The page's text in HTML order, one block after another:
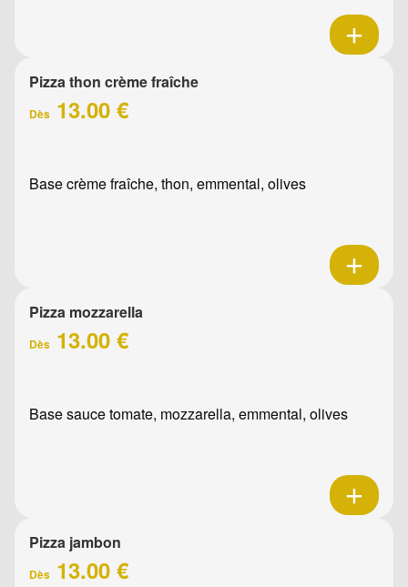
Pizza thon crème fraîche
Dès 13.00 €
Base crème fraîche, thon, emmental, olives
Pizza mozzarella
Dès 13.00 €
Base sauce tomate, mozzarella, emmental, olives
Pizza jambon
Dès 13.00 €